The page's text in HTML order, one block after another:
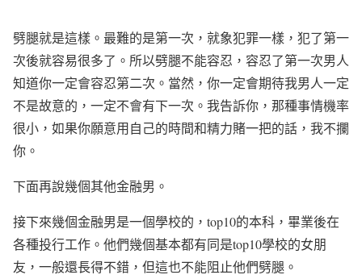
劈腿就是這樣。最難的是第一次，就象犯罪一樣，犯了第一
次後就容易很多了。所以劈腿不能容忍，容忍了第一次男人
知道你一定會容忍第二次。當然，你一定會期待我男人一定
不是故意的，一定不會有下一次。我告訴你，那種事情機率
很小，如果你願意用自己的時間和精力賭一把的話，我不攔
你。
下面再說幾個其他金融男。
接下來幾個金融男是一個學校的， top10的本科，畢業後在
各種投行工作。他們幾個基本都有同是top10學校的女朋
友，一般還長得不錯，但這也不能阻止他們劈腿。